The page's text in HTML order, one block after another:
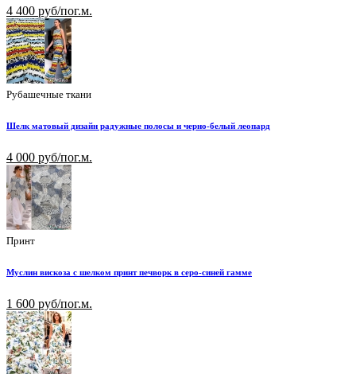
4 400 руб/пог.м.
Рубашечные ткани
Шелк матовый дизайн радужные полосы и черно-белый леопард
4 000 руб/пог.м.
Принт
Муслин вискоза с шелком принт печворк в серо-синей гамме
1 600 руб/пог.м.